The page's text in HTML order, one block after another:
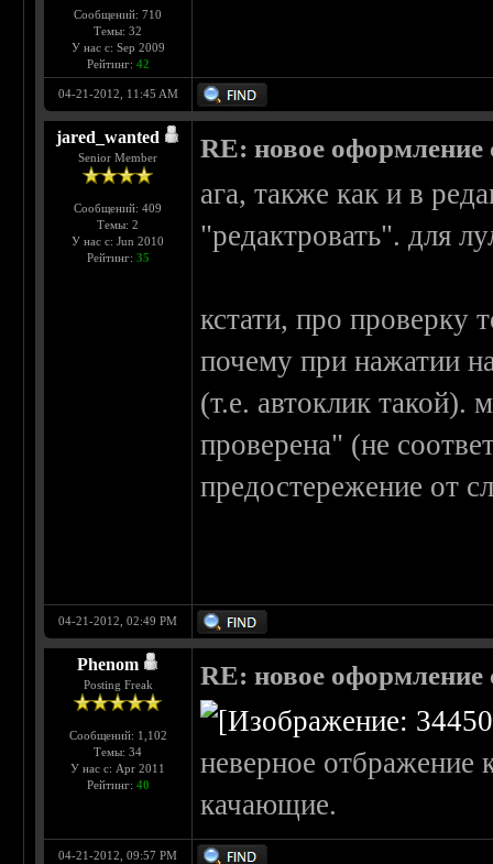
Сообщений: 710
Темы: 32
У нас с: Sep 2009
Рейтинг: 42
04-21-2012, 11:45 AM
jared_wanted
Senior Member
Сообщений: 409
Темы: 2
У нас с: Jun 2010
Рейтинг: 35
RE: новое оформление
ага, также как и в
"редактровать". для
кстати, про проверку
почему при нажатии
(т.е. автоклик такой).
проверена" (не
предостережение от
04-21-2012, 02:49 PM
Phenom
Posting Freak
Сообщений: 1,102
Темы: 34
У нас с: Apr 2011
Рейтинг: 40
RE: новое оформление
неверное отбражение
качающие.
04-21-2012, 09:57 PM